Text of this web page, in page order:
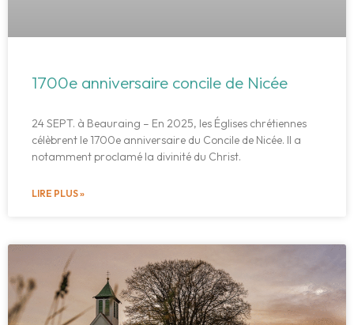
1700e anniversaire concile de Nicée
24 SEPT. à Beauraing – En 2025, les Églises chrétiennes
célèbrent le 1700e anniversaire du Concile de Nicée. Il a
notamment proclamé la divinité du Christ.
LIRE PLUS »